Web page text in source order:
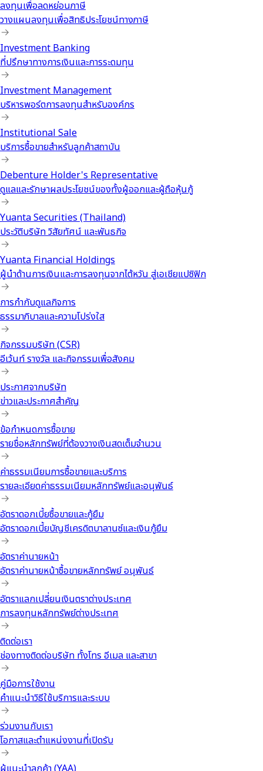
ลงทุนเพื่อลดหย่อนภาษี
วางแผนลงทุนเพื่อสิทธิประโยชน์ทางภาษี
Investment Banking
ที่ปรึกษาทางการเงินและการระดมทุน
Investment Management
บริหารพอร์ตการลงทุนสำหรับองค์กร
Institutional Sale
บริการซื้อขายสำหรับลูกค้าสถาบัน
Debenture Holder's Representative
ดูแลและรักษาผลประโยชน์ของทั้งผู้ออกและผู้ถือหุ้นกู้
Yuanta Securities (Thailand)
ประวัติบริษัท วิสัยทัศน์ และพันธกิจ
Yuanta Financial Holdings
ผู้นำด้านการเงินและการลงทุนจากไต้หวัน สู่เอเชียแปซิฟิก
การกำกับดูแลกิจการ
ธรรมาภิบาลและความโปร่งใส
กิจกรรมบริษัท (CSR)
อีเว้นท์ รางวัล และกิจกรรมเพื่อสังคม
ประกาศจากบริษัท
ข่าวและประกาศสำคัญ
ข้อกำหนดการซื้อขาย
รายชื่อหลักทรัพย์ที่ต้องวางเงินสดเต็มจำนวน
ค่าธรรมเนียมการซื้อขายและบริการ
รายละเอียดค่าธรรมเนียมหลักทรัพย์และอนุพันธ์
อัตราดอกเบี้ยซื้อขายและกู้ยืม
อัตราดอกเบี้ยบัญชีเครดิตบาลานซ์และเงินกู้ยืม
อัตราค่านายหน้า
อัตราค่านายหน้าซื้อขายหลักทรัพย์ อนุพันธ์
อัตราแลกเปลี่ยนเงินตราต่างประเทศ
การลงทุนหลักทรัพย์ต่างประเทศ
ติดต่อเรา
ช่องทางติดต่อบริษัท ทั้งโทร อีเมล และสาขา
คู่มือการใช้งาน
คำแนะนำวิธีใช้บริการและระบบ
ร่วมงานกับเรา
โอกาสและตำแหน่งงานที่เปิดรับ